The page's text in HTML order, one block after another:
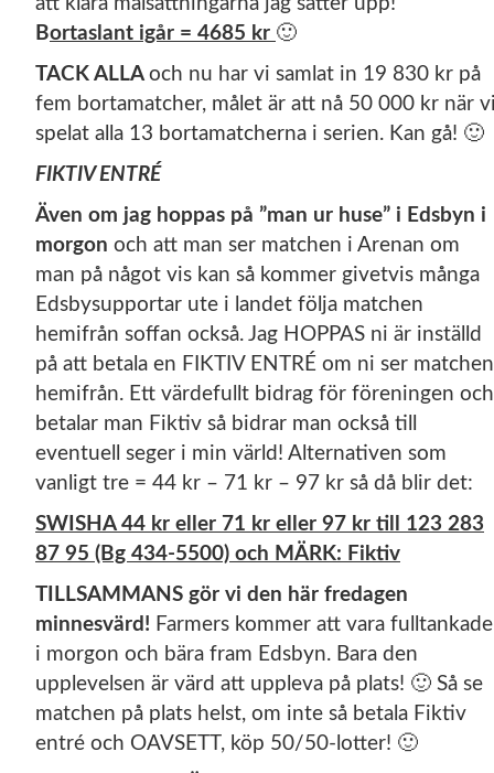
Bortaslant igår = 4685 kr 🙂
TACK ALLAoch nu har vi samlat in 19 830 kr på
fem bortamatcher, målet är att nå 50 000 kr när
spelat alla 13 bortamatcherna i serien. Kan gå! 🙂
FIKTIV ENTRÉ
Även om jag hoppas på ”man ur huse” i Edsbyn i
morgon och att man ser matchen i Arenan om
man på något vis kan så kommer givetvis många
Edsbysupportar ute i landet följa matchen
hemifrån soffan också. Jag HOPPAS ni är inställd
på att betala en FIKTIV ENTRÉ om ni ser matchen
hemifrån. Ett värdefullt bidrag för föreningen och
betalar man Fiktiv så bidrar man också till
eventuell seger i min värld! Alternativen som
vanligt tre = 44 kr – 71 kr – 97 kr så då blir det:
SWISHA 44 kr eller 71 kr eller 97 kr till 123 283
87 95 (Bg 434-5500) och MÄRK: Fiktiv
TILLSAMMANS gör vi den här fredagen
minnesvärd! Farmers kommer att vara fulltankade
i morgon och bära fram Edsbyn. Bara den
upplevelsen är värd att uppleva på plats! 🙂 Så se
matchen på plats helst, om inte så betala Fiktiv
entré och OAVSETT, köp 50/50-lotter! 🙂